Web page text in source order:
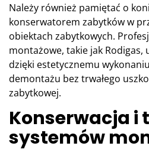
Należy również pamiętać o
konserwatorem zabytków w
obiektach zabytkowych.
montażowe, takie jak Rodigas,
dzięki estetycznemu
demontażu bez trwałego
zabytkowej.
Konserwacja i
systemów